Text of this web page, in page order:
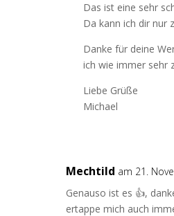
Das ist eine sehr
Da kann ich dir nur
Danke für deine
ich wie immer sehr
Liebe Grüße
Michael
Mechtild am 21.
Genauso ist es 👍,
ertappe mich auch